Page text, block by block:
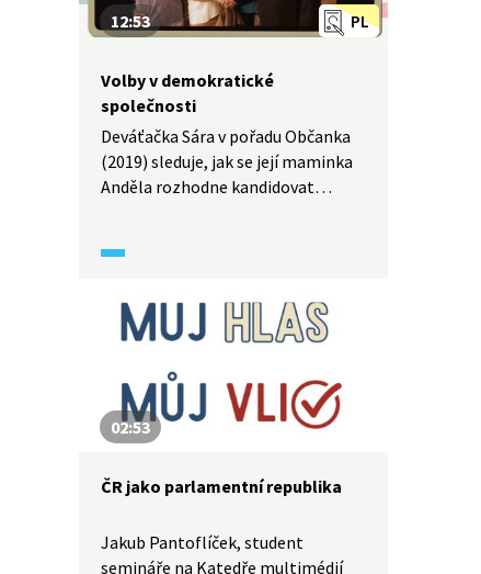
PL
12:53
Volby v demokratické
společnosti
Deváťačka Sára v pořadu Občanka
(2019) sleduje, jak se její maminka
Anděla rozhodne kandidovat
Z nadšené podpory se rychle stává
předvolební spot. Společně
s dalšími členy rodiny přibližují typy
a význam svobodných voleb jako
jednoho ze základních pilířů
demokracie.
02:53
ČR jako parlamentní republika
Jakub Pantoflíček, student
semináře na Katedře multimédií